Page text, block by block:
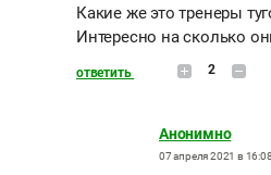
Какие же это тренеры
Интересно на сколько
ответить 2
Анонимно
07 апреля 2021 в 16:08